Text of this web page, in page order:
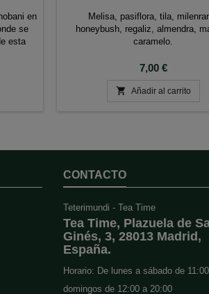
en
se
esta
Melisa, pasiflora, tila,
honeybush, regaliz, almendra,
caramelo.
Precio
7,00 €
 Añadir al carrito
CONTACTO
Teterimundi - Tea Time
Tea Time, Plazuela de
Ginés, 3, 28013 Madrid,
España.
Horario: De lunes a sábado de
domingos de 12:00 a 20:00